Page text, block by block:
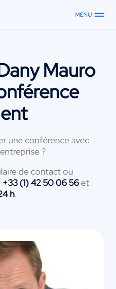
MENU
Mauro
une conférence avec
?
de contact ou
+33 (1) 42 50 06 56et
h.